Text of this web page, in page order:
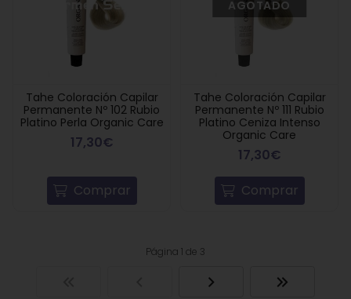
Tahe Coloración Capilar
Permanente Nº 102 Rubio
Platino Perla Organic Care
17,30€
Comprar
AGOTADO
Tahe Coloración Capilar
Permanente Nº 111 Rubio
Platino Ceniza Intenso
Organic Care
17,30€
Comprar
Página 1 de 3